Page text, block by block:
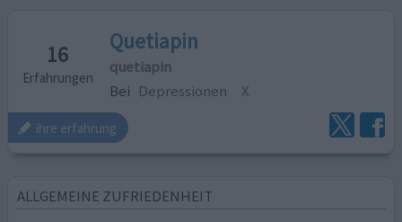
16
Erfahrungen
Quetiapin
quetiapin
Bei Depressionen X
ihre erfahrung
ALLGEMEINE ZUFRIEDENHEIT